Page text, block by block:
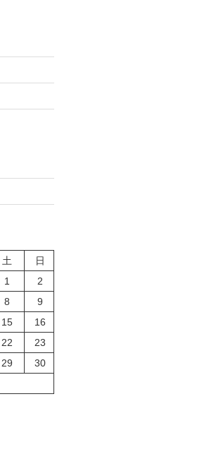
土
日
1
2
8
9
15
16
22
23
29
30